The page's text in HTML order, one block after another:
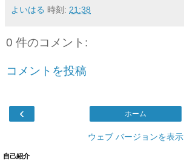
よいはる 時刻: 21:38
0 件のコメント:
コメントを投稿
‹ ホーム
ウェブ バージョンを表示
自己紹介